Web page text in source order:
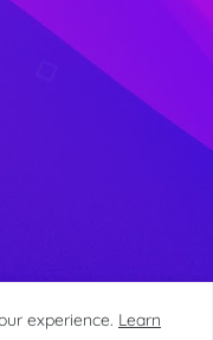
experience. Learn